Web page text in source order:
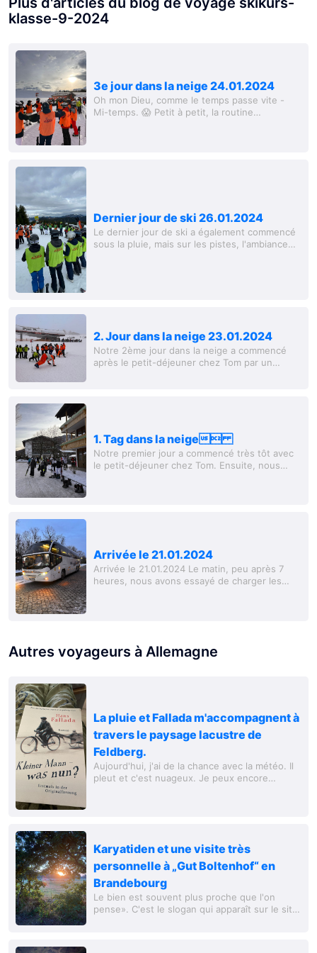
klasse-9-2024
3e jour dans la neige 24.01.2024
Oh mon Dieu, comme le temps passe vite -
Mi-temps. 😱 Petit à petit, la routine
Dernier jour de ski 26.01.2024
Le dernier jour de ski a également commencé
sous la pluie, mais sur les pistes, l'ambiance
2. Jour dans la neige 23.01.2024
Notre 2ème jour dans la neige a commencé
après le petit-déjeuner chez Tom par un
1. Tag dans la neige
Notre premier jour a commencé très tôt avec
le petit-déjeuner chez Tom. Ensuite, nous
Arrivée le 21.01.2024
Arrivée le 21.01.2024 Le matin, peu après 7
heures, nous avons essayé de charger les
Autres voyageurs à Allemagne
La pluie et Fallada m'accompagnent à
travers le paysage lacustre de
Feldberg.
Aujourd'hui, j'ai de la chance avec la météo. Il
pleut et c'est nuageux. Je peux encore
Karyatiden et une visite très
personnelle à „Gut Boltenhof“ en
Brandebourg
Le bien est souvent plus proche que l'on
pense». C'est le slogan qui apparaît sur le site